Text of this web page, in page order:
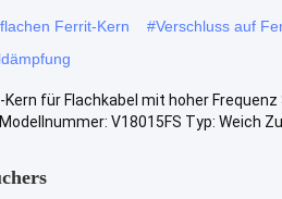
Ferrit-Kern #Verschluss auf
Kern für Flachkabel mit hoher
V18015FS Typ: Weich